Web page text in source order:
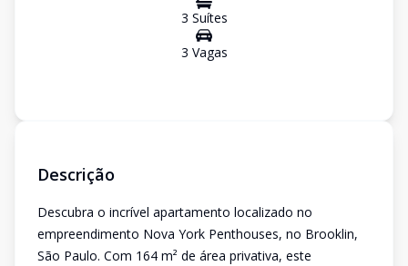
3 Suítes
3 Vagas
Descrição
Descubra o incrível apartamento localizado no
empreendimento Nova York Penthouses, no Brooklin,
São Paulo. Com 164 m² de área privativa, este